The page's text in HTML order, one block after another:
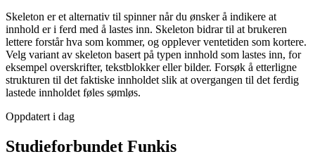
Skeleton er et alternativ til spinner når du ønsker å indikere at
innhold er i ferd med å lastes inn. Skeleton bidrar til at brukeren
lettere forstår hva som kommer, og opplever ventetiden som kortere.
Velg variant av skeleton basert på typen innhold som lastes inn, for
eksempel overskrifter, tekstblokker eller bilder. Forsøk å etterligne
strukturen til det faktiske innholdet slik at overgangen til det ferdig
lastede innholdet føles sømløs.
Oppdatert i dag
Studieforbundet Funkis